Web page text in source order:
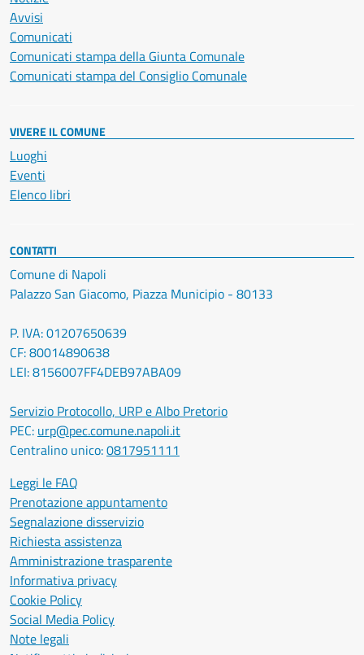
Avvisi
Comunicati
Comunicati stampa della Giunta Comunale
Comunicati stampa del Consiglio Comunale
VIVERE IL COMUNE
Luoghi
Eventi
Elenco libri
CONTATTI
Comune di Napoli
Palazzo San Giacomo, Piazza Municipio - 80133
P. IVA: 01207650639
CF: 80014890638
LEI: 8156007FF4DEB97ABA09
Servizio Protocollo, URP e Albo Pretorio
PEC: urp@pec.comune.napoli.it
Centralino unico:0817951111
Leggi le FAQ
Prenotazione appuntamento
Segnalazione disservizio
Richiesta assistenza
Amministrazione trasparente
Informativa privacy
Cookie Policy
Social Media Policy
Note legali